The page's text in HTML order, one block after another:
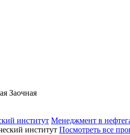
Заочная
институт Менеджмент в
Посмотреть все